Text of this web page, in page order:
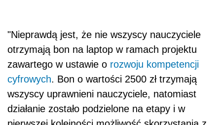
"Nieprawdą jest, że nie wszyscy nauczyciele
otrzymają bon na laptop w ramach projektu
zawartego w ustawie o rozwoju kompetencji
cyfrowych. Bon o wartości 2500 zł trzymają
wszyscy uprawnieni nauczyciele, natomiast
działanie zostało podzielone na etapy i w